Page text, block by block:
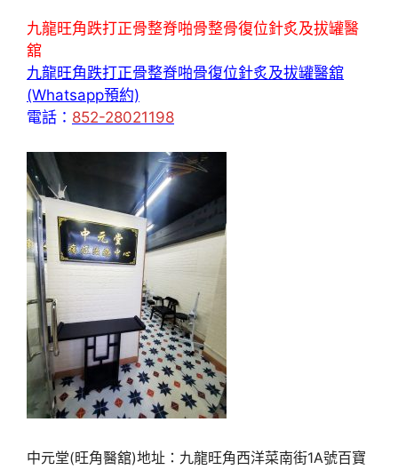
九龍旺角跌打正骨整脊啪骨整骨復位針炙及拔罐醫
舘
九龍旺角跌打正骨整脊啪骨復位針炙及拔罐醫舘
(Whatsapp預約)
電話： 852-28021198
中元堂(旺角醫舘)地址：九龍旺角西洋菜南街1A號百寶